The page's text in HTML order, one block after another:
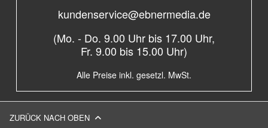
kundenservice@ebnermedia.de
(Mo. - Do. 9.00 Uhr bis 17.00 Uhr,
Fr. 9.00 bis 15.00 Uhr)
Alle Preise inkl. gesetzl. MwSt.
ZURÜCK NACH OBEN